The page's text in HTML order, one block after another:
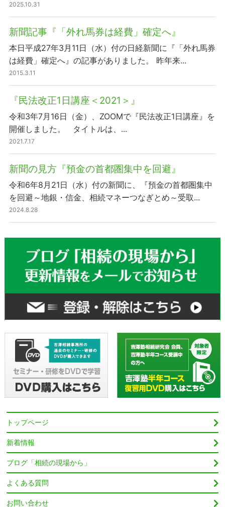
2025.10.31
新聞記事『「外れ馬券は経費」確定へ』
本日平成27年3月11日（水）付の日経新聞に『「外れ馬券
は経費」確定へ』の記事がありました。 昨年来...
2015.3.11
『民法改正1日講座＜2021＞』
令和3年7月16日（金）、ZOOMで『民法改正1日講座』を
開催しました。 タイトルは、...
2021.7.17
新聞の見方『預金の首都圏集中を回避』
令和6年8月21日（水）付の新聞に、『預金の首都圏集中
を回避～地銀・信金、相続マネーつなぎとめ～受取...
2024.8.28
トップページ
新着情報
ブログ「相続の現場から」
よくある質問
お問い合わせ